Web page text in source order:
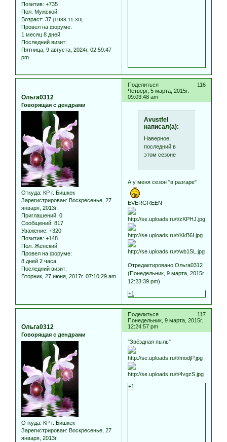
Позитив: +735
Пол: Мужской
Возраст: 37 [1988-11-30]
Провел на форуме:
1 месяц 8 дней
Последний визит:
Пятница, 9 августа, 2024г. 02:59:47
pm
Поделиться
116
Четверг, 5 марта, 2015г.
09:03:48 am
Ольга0312
Говорящая с дендрами
Откуда: КР г. Бишкек
Зарегистрирован: Воскресенье, 27
января, 2013г.
Приглашений: 0
Сообщений: 817
Уважение: +320
Позитив: +148
Пол: Женский
Провел на форуме:
8 дней 2 часа
Последний визит:
Вторник, 27 июня, 2017г. 07:10:29 am
Avustfel
написал(а):
Наверное,
последний в
этом сезоне
А у меня сезон "в разгаре"
EVERGREEN
Отредактировано Ольга0312
(Понедельник, 9 марта, 2015г.
12:23:39 pm)
+1
Поделиться
117
Понедельник, 9 марта, 2015г.
12:24:57 pm
Ольга0312
Говорящая с дендрами
Откуда: КР г. Бишкек
Зарегистрирован: Воскресенье, 27
января, 2013г.
"Звёздная пыль"
+1